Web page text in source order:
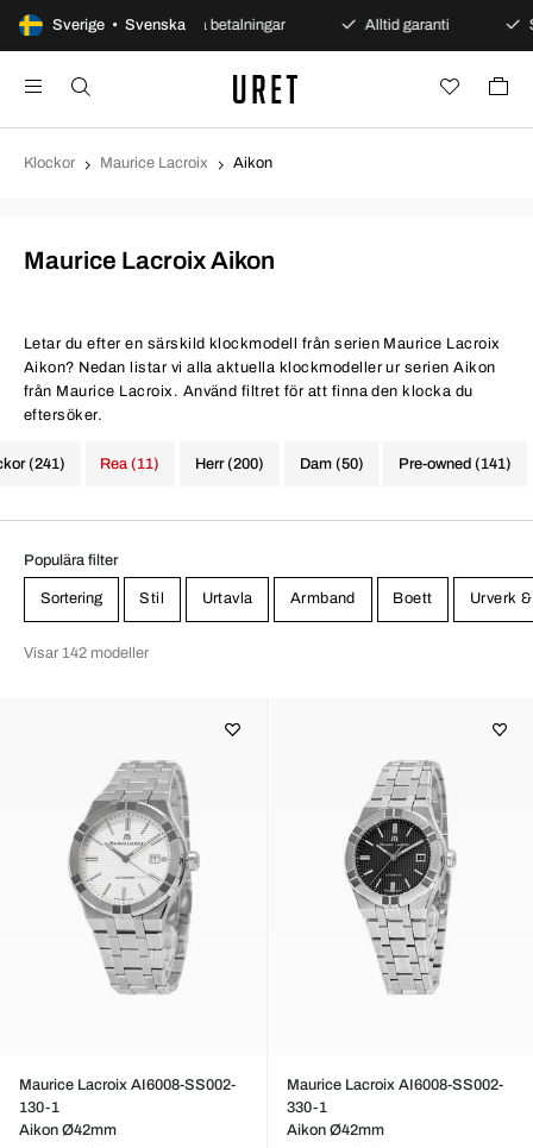
Sverige • Svenska
köp Säkra betalningar Alltid garanti Snabb
Klockor Maurice Lacroix Aikon
Maurice Lacroix Aikon
Letar du efter en särskild klockmodell från serien Maurice Lacroix
Aikon? Nedan listar vi alla aktuella klockmodeller ur serien Aikon
från Maurice Lacroix. Använd filtret för att finna den klocka du
eftersöker.
(241) Herr (200) Dam (50) Pre-owned (141)
Rea (11)
Populära filter
Sortering Stil Urtavla Armband Boett Urverk
Visar 142 modeller
Maurice Lacroix AI6008-SS002-
130-1
Aikon Ø42mm
Maurice Lacroix AI6008-SS002-
330-1
Aikon Ø42mm